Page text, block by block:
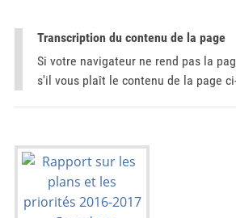
Transcription du contenu de la page
Si votre navigateur ne rend pas la
s'il vous plaît le contenu de la page